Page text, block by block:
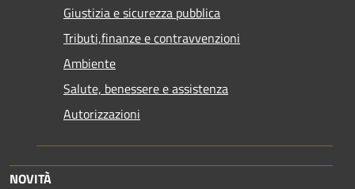
Giustizia e sicurezza pubblica
Tributi,finanze e contravvenzioni
Ambiente
Salute, benessere e assistenza
Autorizzazioni
NOVITÀ